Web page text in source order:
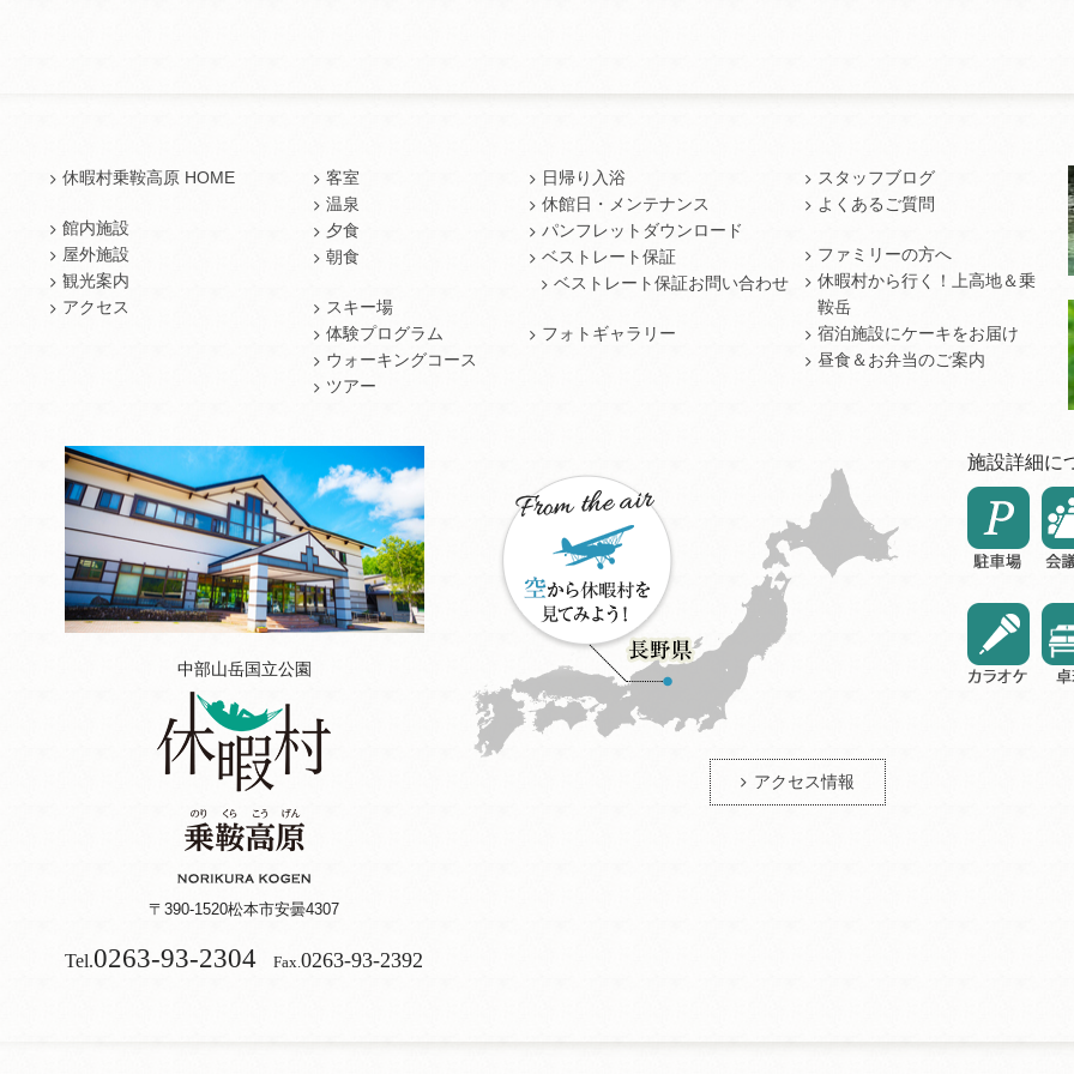
休暇村乗鞍高原 HOME
館内施設
屋外施設
観光案内
アクセス
客室
温泉
夕食
朝食
スキー場
体験プログラム
ウォーキングコース
ツアー
日帰り入浴
休館日・メンテナンス
パンフレットダウンロード
ベストレート保証
ベストレート保証お問い合わせ
フォトギャラリー
スタッフブログ
よくあるご質問
ファミリーの方へ
休暇村から行く！上高地＆乗
鞍岳
宿泊施設にケーキをお届け
昼食＆お弁当のご案内
中部山岳国立公園
〒390-1520松本市安曇4307
Tel.0263-93-2304 Fax. 0263-93-2392
アクセス情報
施設詳細に